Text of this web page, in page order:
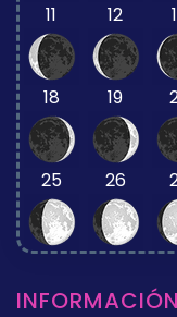
11 12
18 19
25 26